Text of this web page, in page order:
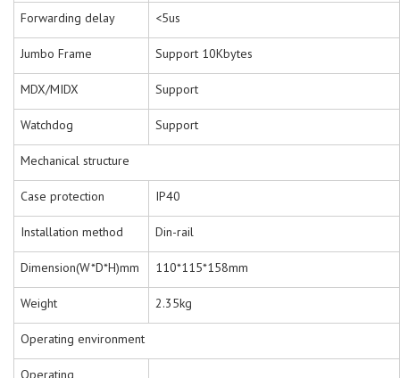
Forwarding delay <5us
Jumbo Frame Support 10Kbytes
MDX/MIDX Support
Watchdog Support
Mechanical structure
Case protection IP40
Installation method Din-rail
Dimension(W*D*H)mm 110*115*158mm
Weight 2.35kg
Operating environment
Operating